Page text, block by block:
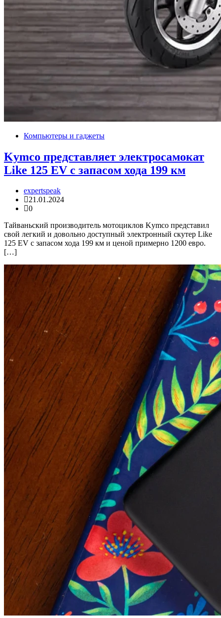
Компьютеры и гаджеты
Kymco представляет электросамокат
Like 125 EV с запасом хода 199 км
expertspeak
21.01.2024
0
Тайваньский производитель мотоциклов Kymco представил
свой легкий и довольно доступный электронный скутер Like
125 EV с запасом хода 199 км и ценой примерно 1200 евро.
[…]